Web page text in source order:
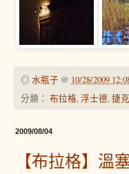
◎ 水瓶子 @ 10/28/2009
分類： 布拉格,浮士德,捷克
2009/08/04
【布拉格】溫